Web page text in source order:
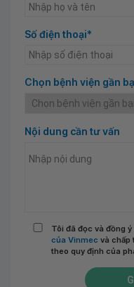
Số điện thoại*
Chọn bệnh viện gần
Nội dung cần tư vấn
Tôi đã đọc và đồng ý
của Vinmec và chấp
theo quy định của